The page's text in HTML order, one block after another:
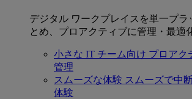
デジタル ワークプレイスを単一プラ
とめ、プロアクティブに管理・最適
小さな IT チーム向け プロアク
管理
スムーズな体験 スムーズで中
体験